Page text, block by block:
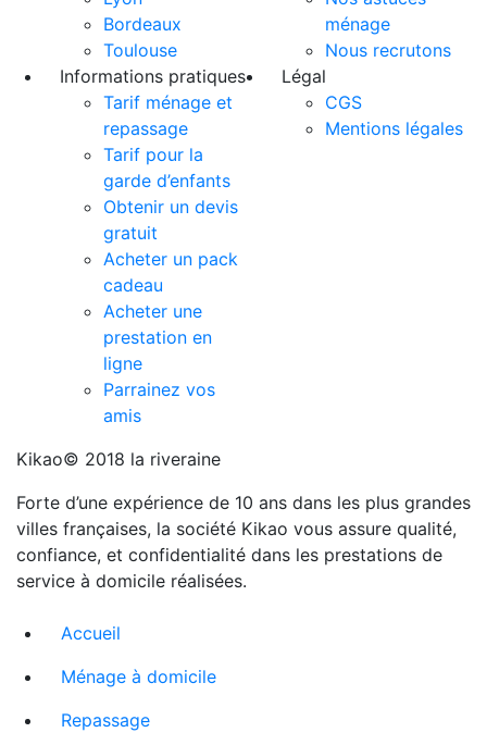
Bordeaux
Toulouse
ménage
Nous recrutons
Informations pratiques
Tarif ménage et
repassage
Tarif pour la
garde d’enfants
Obtenir un devis
gratuit
Acheter un pack
cadeau
Acheter une
prestation en
ligne
Parrainez vos
amis
Légal
CGS
Mentions légales
Kikao© 2018 la riveraine
Forte d’une expérience de 10 ans dans les plus grandes
villes françaises, la société Kikao vous assure qualité,
confiance, et confidentialité dans les prestations de
service à domicile réalisées.
Accueil
Ménage à domicile
Repassage